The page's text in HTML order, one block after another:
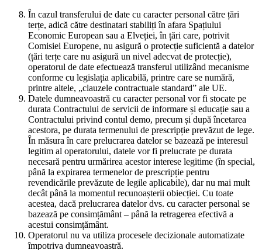
În cazul transferului de date cu caracter personal către țări
terțe, adică către destinatari stabiliți în afara Spațiului
Economic European sau a Elveției, în țări care, potrivit
Comisiei Europene, nu asigură o protecție suficientă a datelor
(țări terțe care nu asigură un nivel adecvat de protecție),
operatorul de date efectuează transferul utilizând mecanisme
conforme cu legislația aplicabilă, printre care se numără,
printre altele, „clauzele contractuale standard” ale UE.
Datele dumneavoastră cu caracter personal vor fi stocate pe
durata Contractului de servicii de informare și educație sau a
Contractului privind contul demo, precum și după încetarea
acestora, pe durata termenului de prescripție prevăzut de lege.
În măsura în care prelucrarea datelor se bazează pe interesul
legitim al operatorului, datele vor fi prelucrate pe durata
necesară pentru urmărirea acestor interese legitime (în special,
până la expirarea termenelor de prescripție pentru
revendicările prevăzute de legile aplicabile), dar nu mai mult
decât până la momentul recunoașterii obiecției. Cu toate
acestea, dacă prelucrarea datelor dvs. cu caracter personal se
bazează pe consimțământ – până la retragerea efectivă a
acestui consimțământ.
Operatorul nu va utiliza procesele decizionale automatizate
împotriva dumneavoastră.